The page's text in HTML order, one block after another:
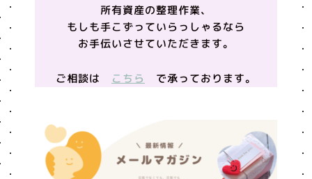
所有資産の整理作業、
もしも手こずっていらっしゃるなら
お手伝いさせていただきます。
ご相談は こちら で承っております。